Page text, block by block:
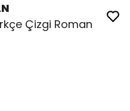
Çizgi Roman